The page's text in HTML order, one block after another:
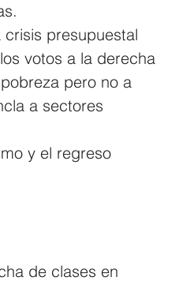
presupuestal
votos a la derecha
pero no a
a sectores
y el regreso
de clases en